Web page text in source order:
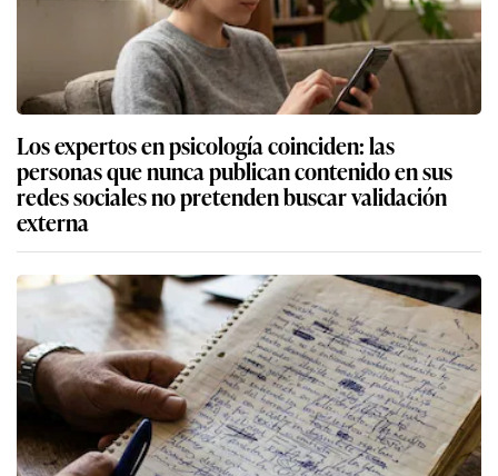
Los expertos en psicología coinciden: las
personas que nunca publican contenido en sus
redes sociales no pretenden buscar validación
externa